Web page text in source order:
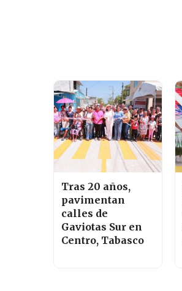
Tras 20 años,
pavimentan
calles de
Gaviotas Sur en
Centro, Tabasco